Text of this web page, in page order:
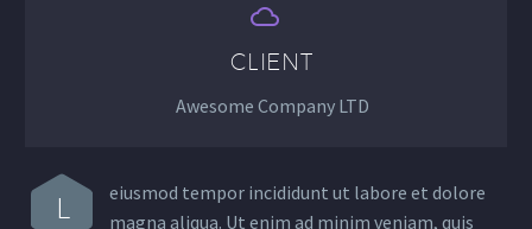


CLIENT
Awesome Company LTD
L
eiusmod tempor incididunt ut labore et dolore
magna aliqua. Ut enim ad minim veniam, quis